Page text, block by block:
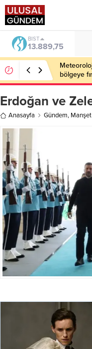
BIST
13.889,75
bölgeye
Erdoğan ve
Anasayfa Gündem, Manşet